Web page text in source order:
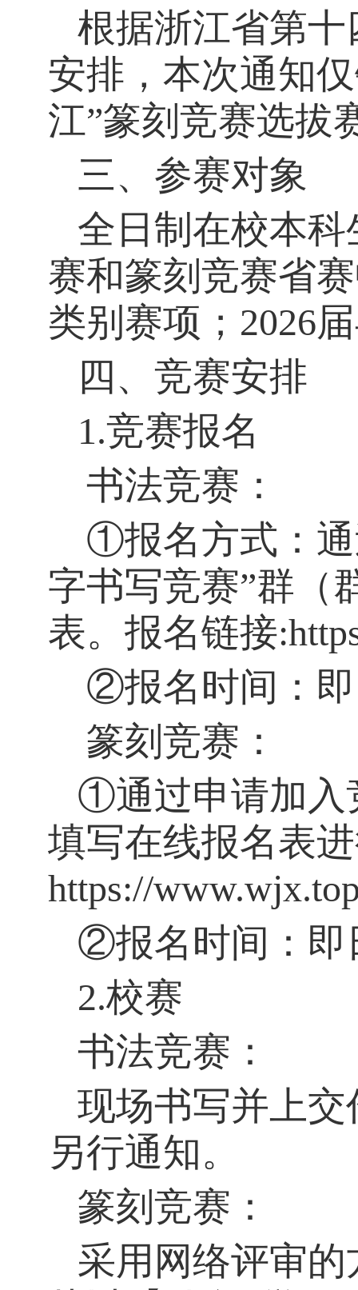
根据浙江省第
安排， 本次通知
江”篆刻竞赛选拔
三、参赛对象
全日制在校本
赛和篆刻竞赛省
类别赛项； 2026
四、竞赛安排
1.竞赛报名
书法竞赛：
①报名方式：通
字书写竞赛”群（
表。报名链接
②报名时间：即
篆刻竞赛：
①通过申请加入
填写在线报名表
https://
②报名时间：即
2.校赛
书法竞赛：
现场书写并上
另行通知。
篆刻竞赛：
采用网络评审